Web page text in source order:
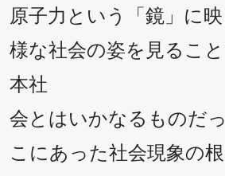
原子力という「鏡」に
様な社会の姿を見るこ
本社
会とはいかなるものだ
こにあった社会現象の